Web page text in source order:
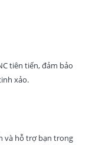
tiên tiến, đảm bảo
xảo.
và hỗ trợ bạn trong